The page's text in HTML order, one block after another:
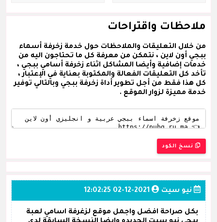
ملاحظات واقتراحات
من خلال التعليقات والملاحظات حول خدمة زخرفة أسماء
ببجي أون لاين ، نتمكن من معرفة كل ما تحتاجون اليه من
خدمات إضافية وأيضا المشاكل اثناء زخرفة أسامي ببجي ،
تأخد كل التعليقات الفعالة والمكتوبة بعناية في الإعتبار ،
كل هذا فقط من أجل تطوير أداة زخرفة ببجي وبالتالي توفير
خدمة مميزة لزوار الموقع .
نسخ الكود
نيو سيت 2021-12-02 12:02:25
بكل صراحة افضل واجمل موقع لزغرفة اسامي لعبة